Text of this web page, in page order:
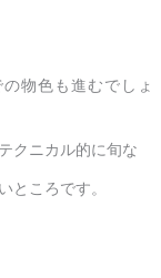
物色も進むでしょ
クニカル的に旬な
ところです。